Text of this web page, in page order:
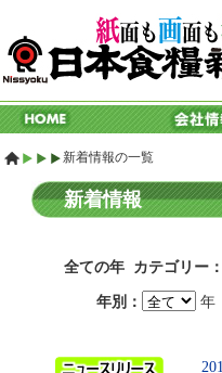
新着情報の一覧
新着情報
全ての年 カテゴリー
年別： 年